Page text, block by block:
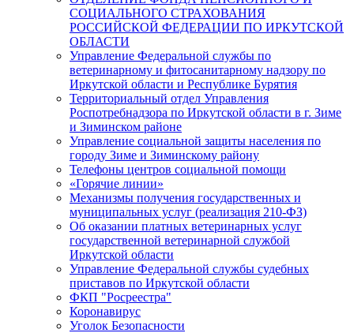
СОЦИАЛЬНОГО СТРАХОВАНИЯ
РОССИЙСКОЙ ФЕДЕРАЦИИ ПО ИРКУТСКОЙ
ОБЛАСТИ
Управление Федеральной службы по
ветеринарному и фитосанитарному надзору по
Иркутской области и Республике Бурятия
Территориальный отдел Управления
Роспотребнадзора по Иркутской области в г. Зиме
и Зиминском районе
Управление социальной защиты населения по
городу Зиме и Зиминскому району
Телефоны центров социальной помощи
«Горячие линии»
Механизмы получения государственных и
муниципальных услуг (реализация 210-ФЗ)
Об оказании платных ветеринарных услуг
государственной ветеринарной службой
Иркутской области
Управление Федеральной службы судебных
приставов по Иркутской области
ФКП "Росреестра"
Коронавирус
Уголок Безопасности